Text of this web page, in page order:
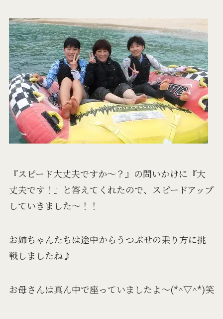
『スピード大丈夫ですか～？』の問いかけに『大
丈夫です！』と答えてくれたので、スピードアップ
していきました～！！
お姉ちゃんたちは途中からうつぶせの乗り方に挑
戦しましたね♪
お母さんは真ん中で座っていましたよ～(*^▽^*)笑